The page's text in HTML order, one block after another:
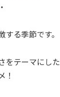
る季節です。
をテーマにした
！